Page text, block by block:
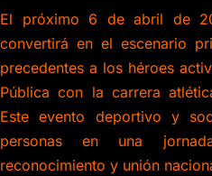
El próximo 6 de abril de
convertirá en el escenario
precedentes a los héroes
Pública con la carrera
Este evento deportivo y
personas en una
reconocimiento y unión